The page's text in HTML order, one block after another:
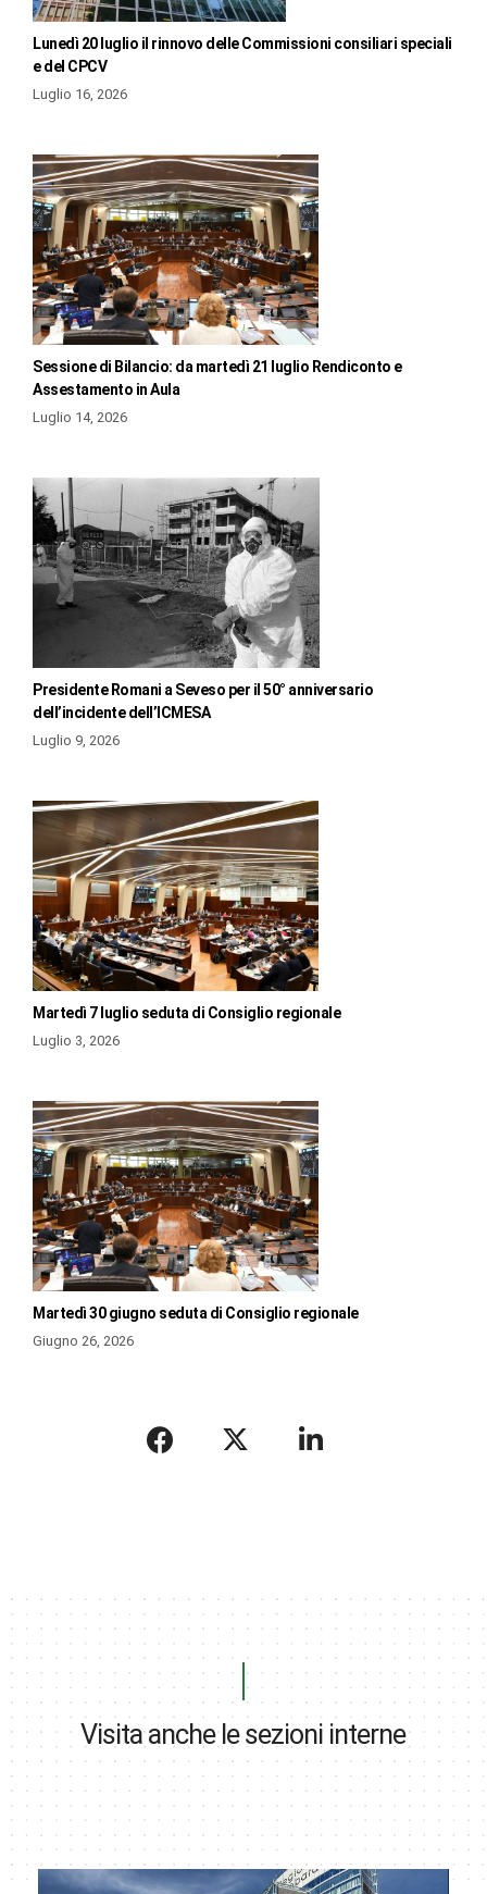
Lunedì 20 luglio il rinnovo delle Commissioni consiliari speciali
e del CPCV
Luglio 16, 2026
Sessione di Bilancio: da martedì 21 luglio Rendiconto e
Assestamento in Aula
Luglio 14, 2026
Presidente Romani a Seveso per il 50° anniversario
dell’incidente dell’ICMESA
Luglio 9, 2026
Martedì 7 luglio seduta di Consiglio regionale
Luglio 3, 2026
Martedì 30 giugno seduta di Consiglio regionale
Giugno 26, 2026
Visita anche le sezioni interne